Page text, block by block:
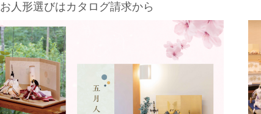
お人形選びはカタログ請求から